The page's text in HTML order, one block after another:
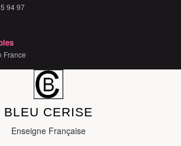
94 97
France
BLEU CERISE
Enseigne Française